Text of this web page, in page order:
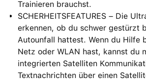
Trainieren brauchst.
SCHERHEITSFEATURES – Die
erkennen, ob du schwer gestürzt
Autounfall hattest. Wenn du Hilfe
Netz oder WLAN hast, kannst du
integrierten Satelliten
Textnachrichten über einen